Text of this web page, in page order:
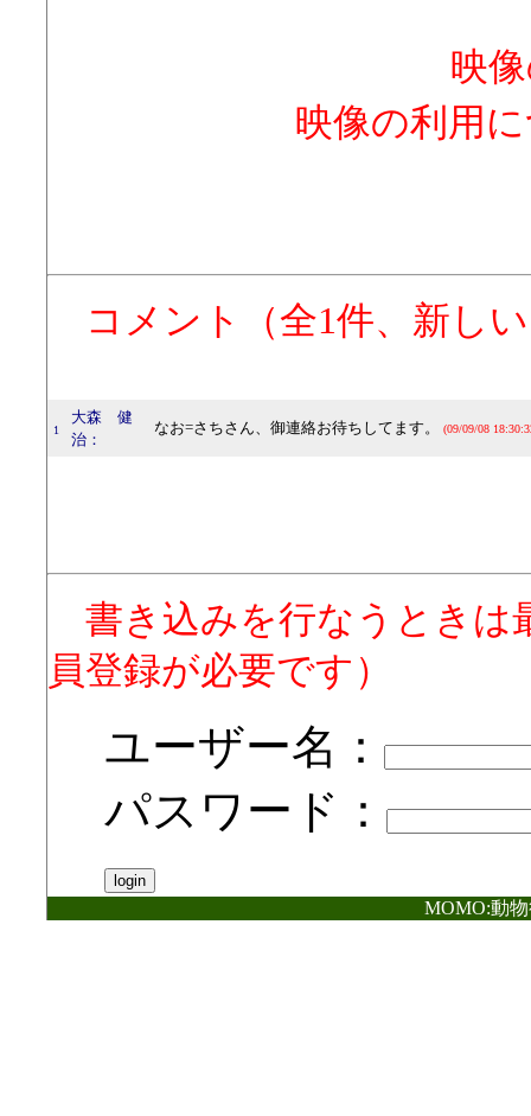
映
映像の利用
コメント（全1件、新し
1
大森 健
治：
なお=さちさん、御連絡お待ちしてます。 (09/09/08
書き込みを行なうときは
員登録が必要です）
ユーザー名：
パスワード：
MOMO:動